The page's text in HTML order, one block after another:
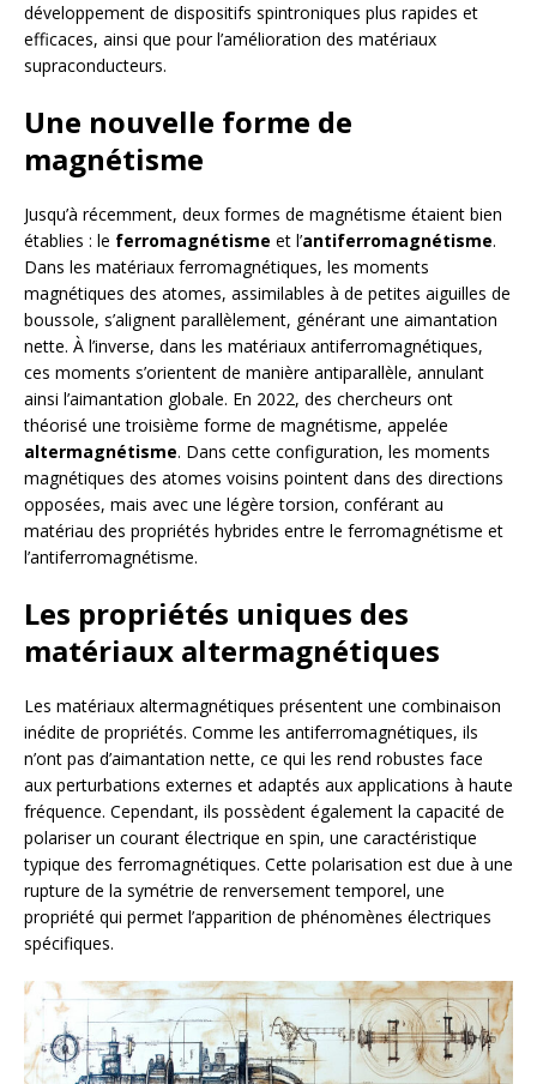
développement de dispositifs spintroniques plus rapides et
efficaces, ainsi que pour l’amélioration des matériaux
supraconducteurs.
Une nouvelle forme de
magnétisme
Jusqu’à récemment, deux formes de magnétisme étaient bien
établies : le ferromagnétisme et l’antiferromagnétisme.
Dans les matériaux ferromagnétiques, les moments
magnétiques des atomes, assimilables à de petites aiguilles de
boussole, s’alignent parallèlement, générant une aimantation
nette. À l’inverse, dans les matériaux antiferromagnétiques,
ces moments s’orientent de manière antiparallèle, annulant
ainsi l’aimantation globale. En 2022, des chercheurs ont
théorisé une troisième forme de magnétisme, appelée
altermagnétisme. Dans cette configuration, les moments
magnétiques des atomes voisins pointent dans des directions
opposées, mais avec une légère torsion, conférant au
matériau des propriétés hybrides entre le ferromagnétisme et
l’antiferromagnétisme.
Les propriétés uniques des
matériaux altermagnétiques
Les matériaux altermagnétiques présentent une combinaison
inédite de propriétés. Comme les antiferromagnétiques, ils
n’ont pas d’aimantation nette, ce qui les rend robustes face
aux perturbations externes et adaptés aux applications à haute
fréquence. Cependant, ils possèdent également la capacité de
polariser un courant électrique en spin, une caractéristique
typique des ferromagnétiques. Cette polarisation est due à une
rupture de la symétrie de renversement temporel, une
propriété qui permet l’apparition de phénomènes électriques
spécifiques.